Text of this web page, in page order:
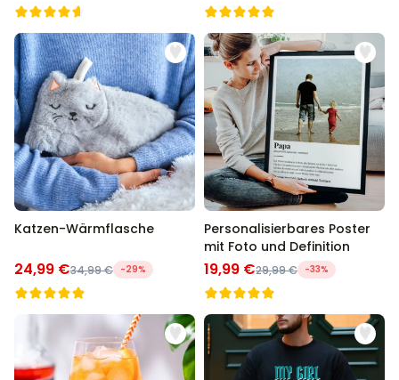
Katzen-Wärmflasche
24,99 €34,99 € -29%
Personalisierbares Poster
mit Foto und Definition
19,99 €29,99 € -33%